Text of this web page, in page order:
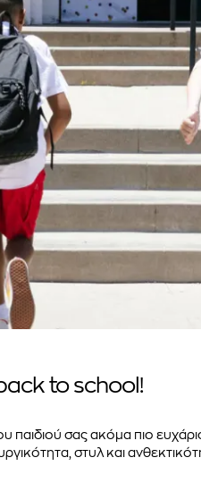
to school!
σας ακόμα πιο
στυλ και